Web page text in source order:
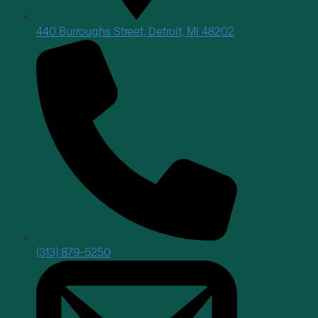
440 Burroughs Street, Detroit, MI 48202
(313) 879-5250